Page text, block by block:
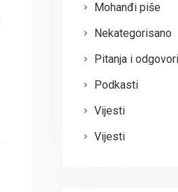
Mohanđi piše
Nekategorisano
Pitanja i odgovori
Podkasti
Vijesti
Vijesti